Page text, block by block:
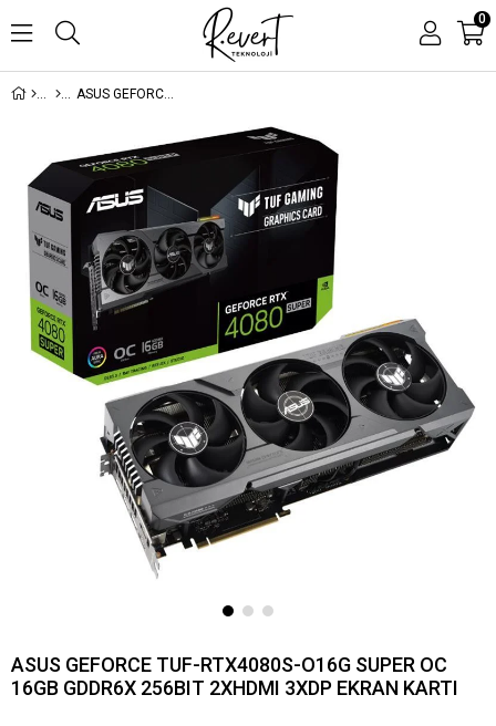
0
ASUS GEFORCE TUF-RTX4080S-O16G SUPER OC 16GB GDDR6X 256BIT 2XHDMI 3XDP EKRAN KARTI
ASUS GEFORCE TUF-RTX4080S-O16G SUPER OC
16GB GDDR6X 256BIT 2XHDMI 3XDP EKRAN KARTI